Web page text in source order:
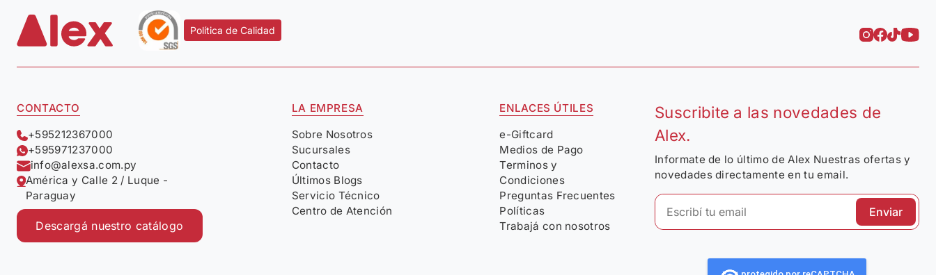
Política de Calidad
CONTACTO
+595212367000
+595971237000
info@alexsa.com.py
América y Calle 2 / Luque -
Paraguay
Descargá nuestro catálogo
LA EMPRESA
Sobre Nosotros
Sucursales
Contacto
Últimos Blogs
Servicio Técnico
Centro de Atención
ENLACES ÚTILES
e-Giftcard
Medios de Pago
Terminos y
Condiciones
Preguntas Frecuentes
Políticas
Trabajá con nosotros
Suscribite a las novedades de
Alex.
Informate de lo último de Alex Nuestras ofertas y
novedades directamente en tu email.
Enviar